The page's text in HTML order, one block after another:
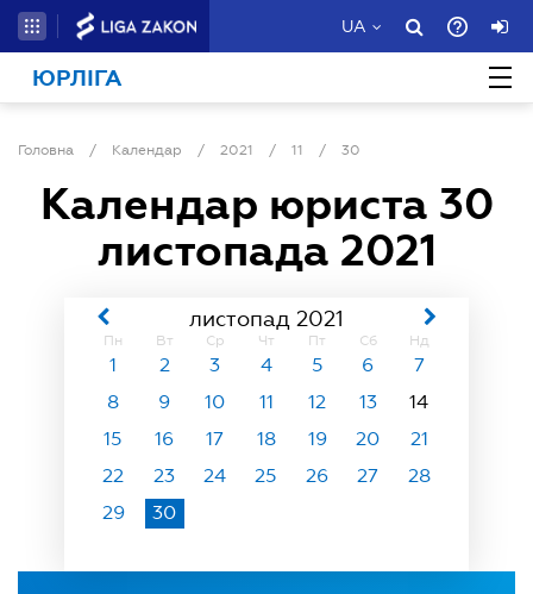
UA
ЮРЛІГА
Головна / Календар / 2021 / 11 / 30
Календар юриста 30
листопада 2021
листопад 2021
Пн Вт Ср Чт Пт Сб Нд
1 2 3 4 5 6
7
8
9 10 11 12 13
14
15
16 17 18 19 20
21
22
23 24 25 26 27
28
29
30